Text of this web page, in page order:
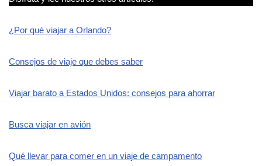
¿Por qué viajar a Orlando?
Consejos de viaje que debes saber
Viajar barato a Estados Unidos: consejos para ahorrar
Busca viajar en avión
Qué llevar para comer en un viaje de campamento